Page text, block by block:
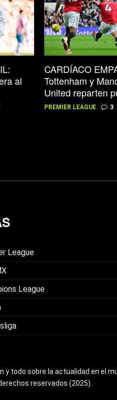
al
CARDÍACO
Tottenham y
United reparten
PREMIER LEAGUE 3
League
League
y todo sobre la actualidad en el
reservados (2025).